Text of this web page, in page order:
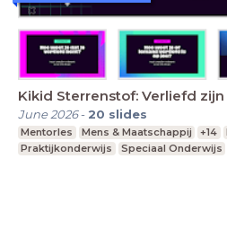
Kikid Sterrenstof: Verliefd
June 2026- 20 slides
Mentorles Mens & Maatschappij +14
Praktijkonderwijs
Speciaal Onderwijs